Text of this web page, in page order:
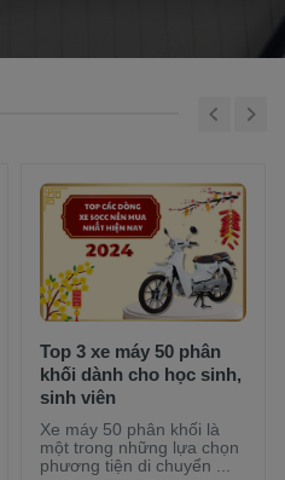
Top 3 xe máy 50 phân
khối dành cho học sinh,
sinh viên
Xe máy 50 phân khối là
một trong những lựa chọn
phương tiện di chuyển ...